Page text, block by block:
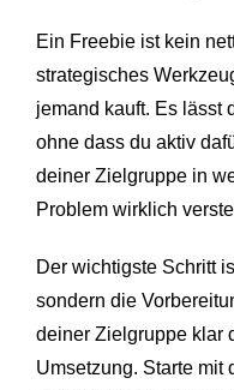
Ein Freebie ist kein
strategisches
jemand kauft. Es lässt
ohne dass du aktiv
deiner Zielgruppe in
Problem wirklich
Der wichtigste Schritt
sondern die
deiner Zielgruppe klar
Umsetzung. Starte mit